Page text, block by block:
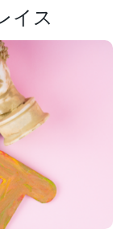
イス